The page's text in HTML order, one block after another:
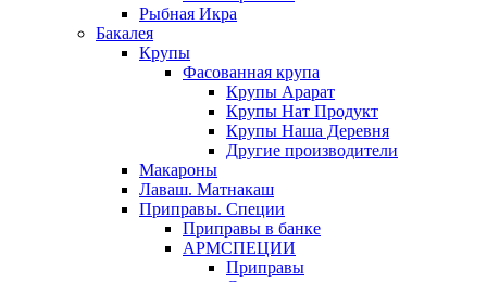
Рыбная Икра
Бакалея
Крупы
Фасованная крупа
Крупы Арарат
Крупы Нат Продукт
Крупы Наша Деревня
Другие производители
Макароны
Лаваш. Матнакаш
Приправы. Специи
Приправы в банке
АРМСПЕЦИИ
Приправы